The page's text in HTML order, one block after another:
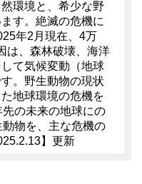
環境と、希少な野
す。絶滅の危機に
年2月現在、4万
は、森林破壊、海洋
て気候変動（地球
。野生動物の現状
地球環境の危機を
の未来の地球にの
物を、主な危機の
】更新